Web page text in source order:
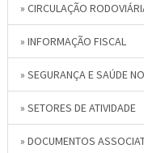
» CIRCULAÇÃO
» INFORMAÇÃO FISCAL
» SEGURANÇA E SAÚDE
» SETORES DE ATIVIDADE
» DOCUMENTOS